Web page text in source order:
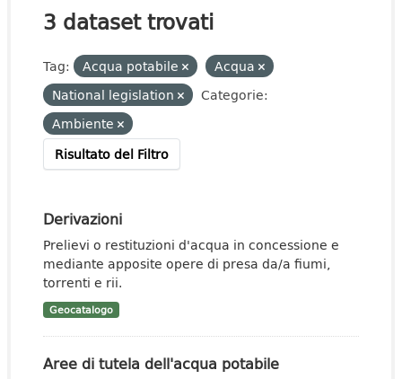
3 dataset trovati
Tag: Acqua potabile
Acqua
National legislation
Categorie:
Ambiente
Risultato del Filtro
Derivazioni
Prelievi o restituzioni d'acqua in concessione e
mediante apposite opere di presa da/a fiumi,
torrenti e rii.
Geocatalogo
Aree di tutela dell'acqua potabile